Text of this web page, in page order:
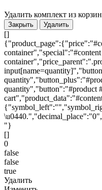
Удалить комплект из
Закрыть Удалить
[]
quantity","button":"#product
"}
[]
0
false
false
true
Удалить